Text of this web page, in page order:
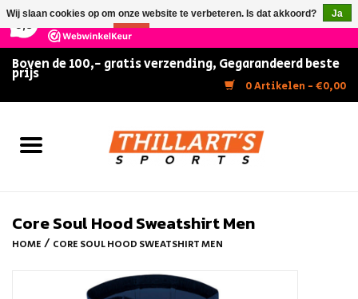
147 Reviews ×
Boven de 100,- gratis verzending, Gegarandeerd beste
prijs
0 Artikelen - €0,00
Home
Core Soul Hood Sweatshirt Men
HOME / CORE SOUL HOOD SWEATSHIRT MEN
Wij slaan cookies op om onze website te verbeteren. Is dat akkoord?
Ja
Nee